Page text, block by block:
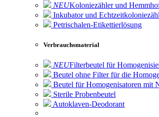
NEUKoloniezähler und
Inkubator und
Petrischalen-Etikettierlösung
Verbrauchsmaterial
NEUFilterbeutel für
Beutel ohne Filter für die
Beutel für Homogenisatoren mit
Sterile Probenbeutel
Autoklaven-Deodorant